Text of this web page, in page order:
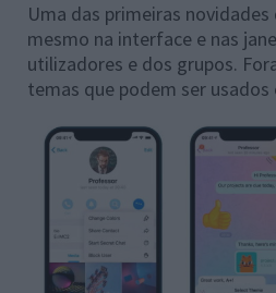
Uma das primeiras
mesmo na interface e nas
utilizadores e dos grupos.
temas que podem ser usados